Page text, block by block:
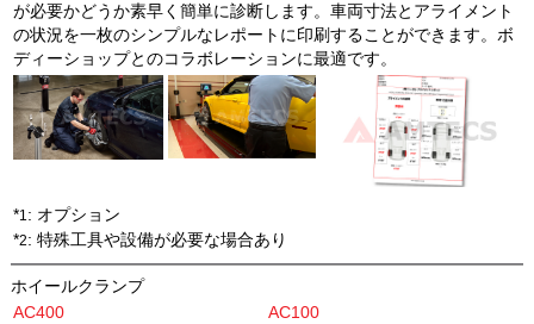
が必要かどうか素早く簡単に診断します。車両寸法とアライメント
の状況を一枚のシンプルなレポートに印刷することができます。ボ
ディーショップとのコラボレーションに最適です。
*1 : オプション
*2: 特殊工具や設備が必要な場合あり
ホイールクランプ
AC400
AC100